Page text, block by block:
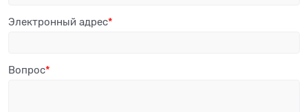
Электронный адрес
Вопрос